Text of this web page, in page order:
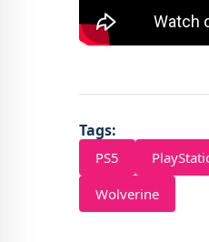
Tags:
PS5
Wolverine